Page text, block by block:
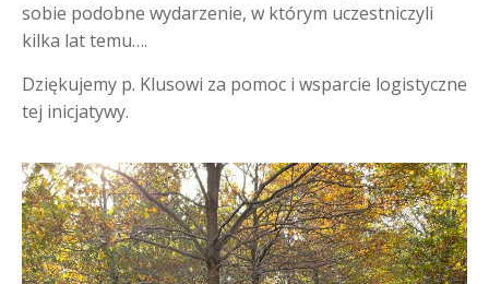
sobie podobne wydarzenie, w którym uczestniczyli
kilka lat temu….
Dziękujemy p. Klusowi za pomoc i wsparcie logistyczne
tej inicjatywy.